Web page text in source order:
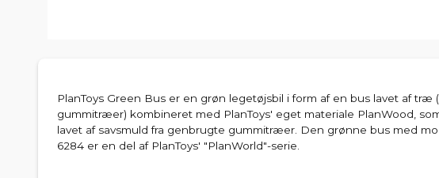
PlanToys Green Bus er en grøn legetøjsbil i form af en bus lavet af træ
gummitræer) kombineret med PlanToys' eget materiale PlanWood,
lavet af savsmuld fra genbrugte gummitræer. Den grønne bus med
6284 er en del af PlanToys' "PlanWorld"-serie.